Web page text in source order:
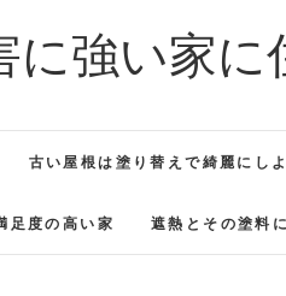
に強い家に
古い屋根は塗り替えで綺麗にし
足度の高い家 遮熱とその塗料